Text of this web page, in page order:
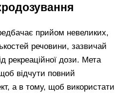
прийом невеликих,
речовини, зазвичай
рекреаційної дози. Мета
відчути повний
а в тому, щоб використати